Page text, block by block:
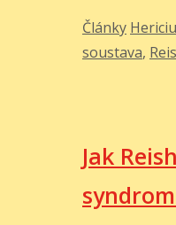
Rubriky
Články Štítky
soustava,
Jak